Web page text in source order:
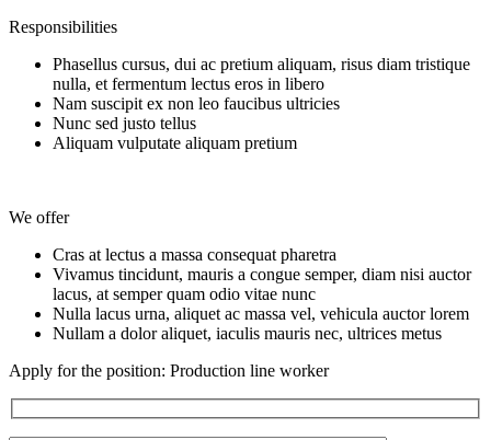
Responsibilities
Phasellus cursus, dui ac pretium aliquam, risus diam tristique
nulla, et fermentum lectus eros in libero
Nam suscipit ex non leo faucibus ultricies
Nunc sed justo tellus
Aliquam vulputate aliquam pretium
We offer
Cras at lectus a massa consequat pharetra
Vivamus tincidunt, mauris a congue semper, diam nisi auctor
lacus, at semper quam odio vitae nunc
Nulla lacus urna, aliquet ac massa vel, vehicula auctor lorem
Nullam a dolor aliquet, iaculis mauris nec, ultrices metus
Apply for the position: Production line worker